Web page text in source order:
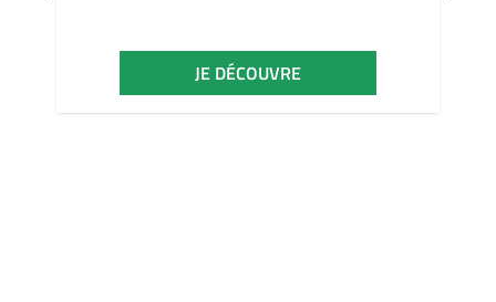
JE DÉCOUVRE